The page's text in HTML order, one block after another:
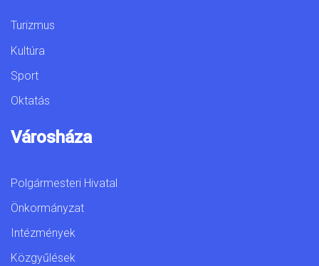
Turizmus
Kultúra
Sport
Oktatás
Városháza
Polgármesteri Hivatal
Önkormányzat
Intézmények
Közgyűlések